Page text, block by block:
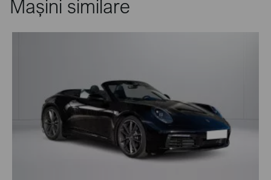
Mașini similare